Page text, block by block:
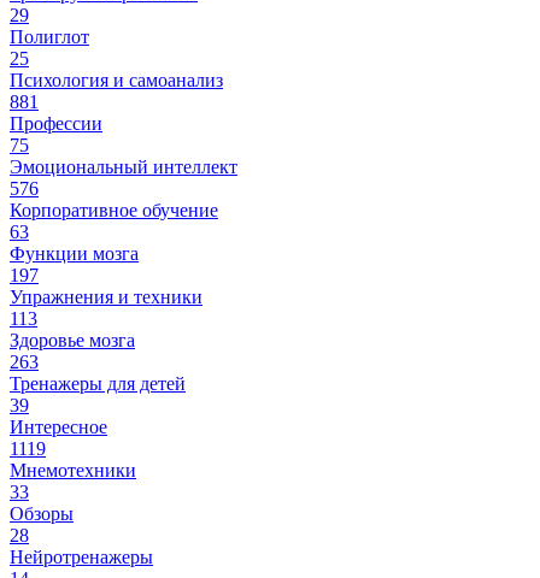
29
Полиглот
25
Психология и самоанализ
881
Профессии
75
Эмоциональный интеллект
576
Корпоративное обучение
63
Функции мозга
197
Упражнения и техники
113
Здоровье мозга
263
Тренажеры для детей
39
Интересное
1119
Мнемотехники
33
Обзоры
28
Нейротренажеры